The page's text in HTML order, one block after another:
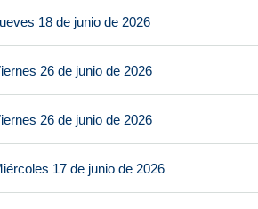
18 de junio de 2026
26 de junio de 2026
26 de junio de 2026
17 de junio de 2026